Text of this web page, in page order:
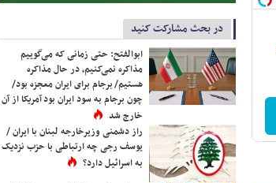
در بحث مشارکت کنید
ابوالفتح: حتی زمانی که می‌گوییم
مذاکره نمی‌کنیم، در حال مذاکره
هستیم/ برجام برای ایران معجزه بود/
چون برجام به سود ایران بود آمریکا از آن
خارج شد
راز دشمنی وزیرخارجه لبنان با ایران /
یوسف رجی چه ارتباطی با حزب نزدیک
به اسرائیل دارد؟